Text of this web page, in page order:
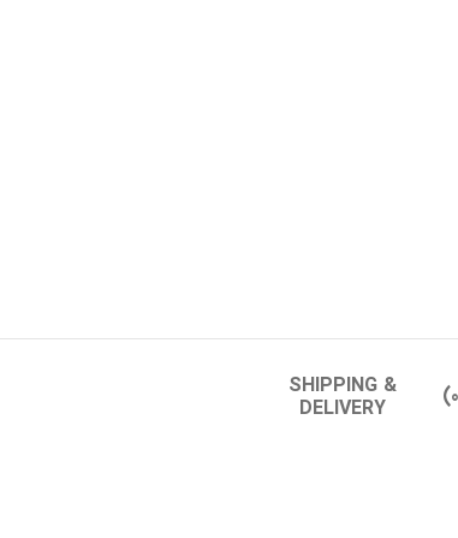
SHIPPING &
DELIVERY